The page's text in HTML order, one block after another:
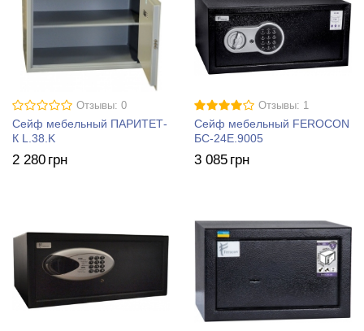
Отзывы: 0
Сейф мебельный ПАРИТЕТ-
К L.38.K
2 280 грн
Отзывы: 1
Сейф мебельный FEROCON
БС-24Е.9005
3 085 грн